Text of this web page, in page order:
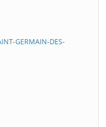
GERMAIN-DES-